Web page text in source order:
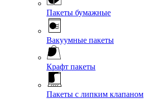
Пакеты бумажные
Вакуумные пакеты
Крафт пакеты
Пакеты с липким клапаном